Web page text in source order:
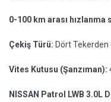
0-100 km arası hızlanma
Çekiş Türü: Dört Tekerden
Vites Kutusu (Şanzıman):
NISSAN Patrol LWB 3.0L